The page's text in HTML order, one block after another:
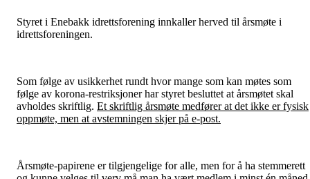
Styret i Enebakk idrettsforening innkaller herved til årsmøte i
idrettsforeningen.
Som følge av usikkerhet rundt hvor mange som kan møtes som
følge av korona-restriksjoner har styret besluttet at årsmøtet skal
avholdes skriftlig. Et skriftlig årsmøte medfører at det ikke er fysisk
oppmøte, men at avstemningen skjer på e-post.
Årsmøte-papirene er tilgjengelige for alle, men for å ha stemmerett